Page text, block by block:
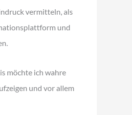
vermitteln, als
und
möchte ich wahre
und vor allem